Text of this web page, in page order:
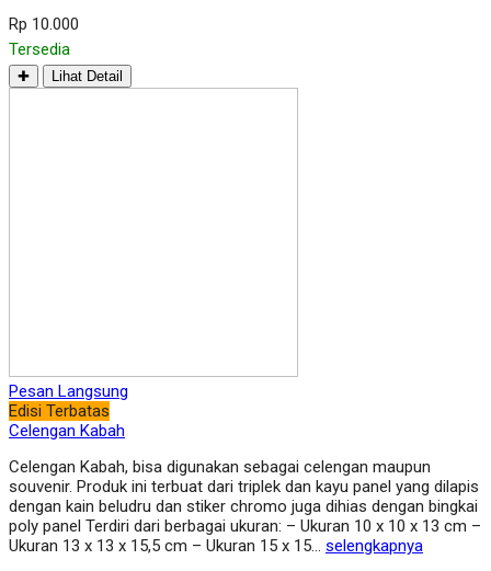
Rp 10.000
Tersedia
✚ Lihat Detail
Pesan Langsung
Edisi Terbatas
Celengan Kabah
Celengan Kabah, bisa digunakan sebagai celengan maupun
souvenir. Produk ini terbuat dari triplek dan kayu panel yang dilapis
dengan kain beludru dan stiker chromo juga dihias dengan bingkai
poly panel Terdiri dari berbagai ukuran: – Ukuran 10 x 10 x 13 cm –
Ukuran 13 x 13 x 15,5 cm – Ukuran 15 x 15… selengkapnya